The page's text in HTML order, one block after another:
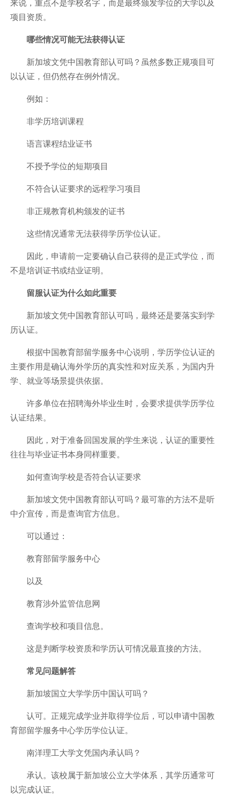
来说，重点不是学校名字，而是最终颁发学位的大学以及
项目资质。
哪些情况可能无法获得认证
新加坡文凭中国教育部认可吗？虽然多数正规项目可
以认证，但仍然存在例外情况。
例如：
非学历培训课程
语言课程结业证书
不授予学位的短期项目
不符合认证要求的远程学习项目
非正规教育机构颁发的证书
这些情况通常无法获得学历学位认证。
因此，申请前一定要确认自己获得的是正式学位，而
不是培训证书或结业证明。
留服认证为什么如此重要
新加坡文凭中国教育部认可吗，最终还是要落实到学
历认证。
根据中国教育部留学服务中心说明，学历学位认证的
主要作用是确认海外学历的真实性和对应关系，为国内升
学、就业等场景提供依据。
许多单位在招聘海外毕业生时，会要求提供学历学位
认证结果。
因此，对于准备回国发展的学生来说，认证的重要性
往往与毕业证书本身同样重要。
如何查询学校是否符合认证要求
新加坡文凭中国教育部认可吗？最可靠的方法不是听
中介宣传，而是查询官方信息。
可以通过：
教育部留学服务中心
以及
教育涉外监管信息网
查询学校和项目信息。
这是判断学校资质和学历认可情况最直接的方法。
常见问题解答
新加坡国立大学学历中国认可吗？
认可。正规完成学业并取得学位后，可以申请中国教
育部留学服务中心学历学位认证。
南洋理工大学文凭国内承认吗？
承认。该校属于新加坡公立大学体系，其学历通常可
以完成认证。